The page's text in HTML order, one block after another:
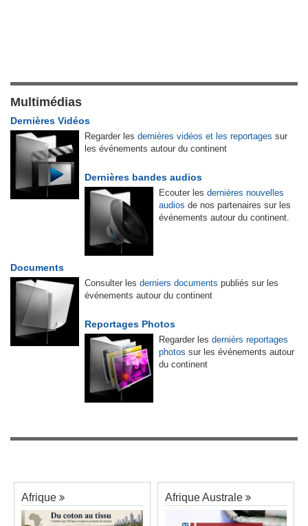
Multimédias
Dernières Vidéos
Regarder les dernières vidéos et les reportages sur
les événements autour du continent
Dernières bandes audios
Ecouter les dernières nouvelles
audios de nos partenaires sur les
événements autour du continent.
Documents
Consulter les derniers documents publiés sur les
événements autour du continent
Reportages Photos
Regarder les dernièrs reportages
photos sur les événements autour
du continent
Afrique Afrique Australe